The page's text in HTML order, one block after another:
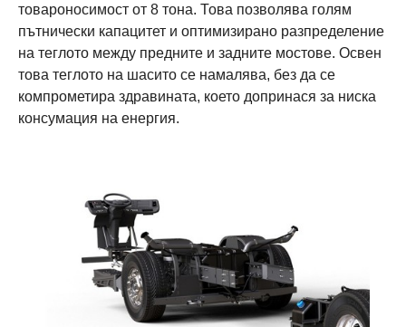
товароносимост от 8 тона. Това позволява голям
пътнически капацитет и оптимизирано разпределение
на теглото между предните и задните мостове. Освен
това теглото на шасито се намалява, без да се
компрометира здравината, което допринася за ниска
консумация на енергия.